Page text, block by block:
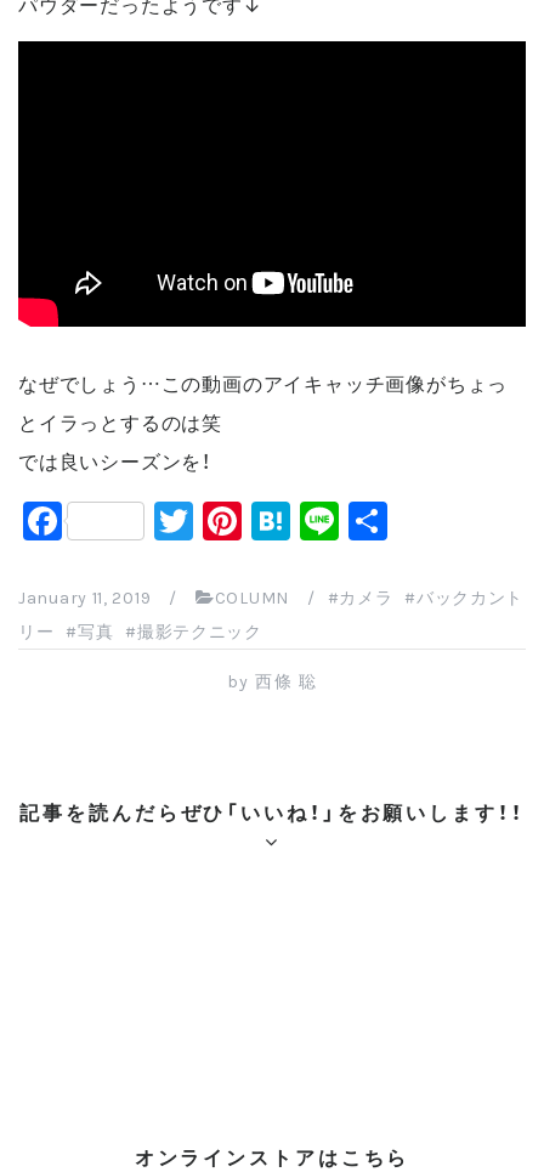
なぜでしょう…この動画のアイキャッチ画像がちょっ
とイラっとするのは笑
では良いシーズンを！
F
a
c
e
k
T
wi
tt
er
Pi
nt
er
e
st
H
at
e
n
a
Li
n
e
January 11, 2019 / COLUMN / カメラ
バックカント
リー
写真
撮影テクニック
by西條 聡
記事を読んだらぜひ「いいね！」をお願いします！！
オンラインストアはこちら